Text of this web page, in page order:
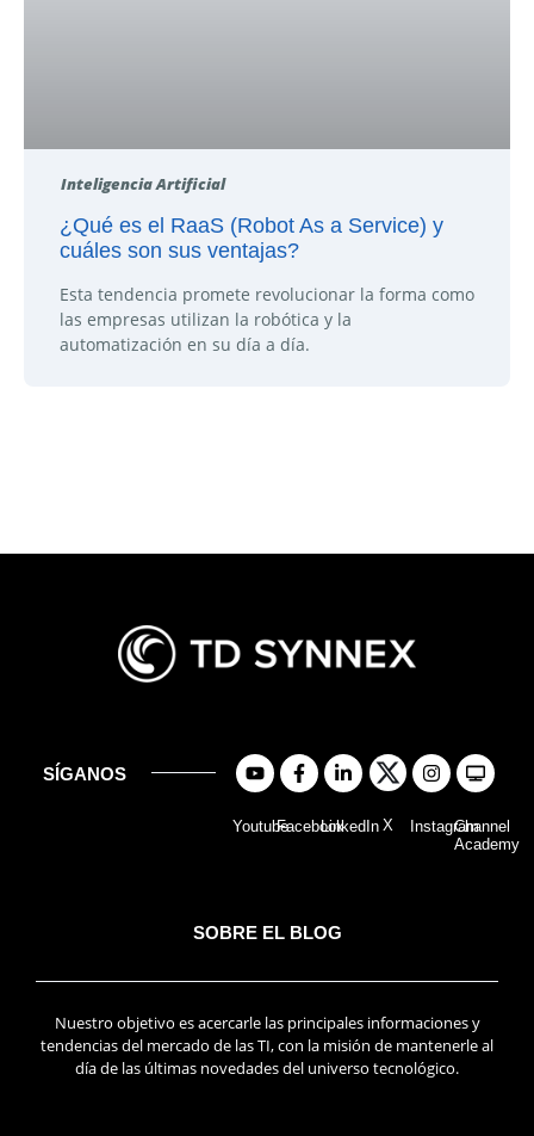
Inteligencia Artificial
¿Qué es el RaaS (Robot As a Service) y
cuáles son sus ventajas?
Esta tendencia promete revolucionar la forma como
las empresas utilizan la robótica y la
automatización en su día a día.
SÍGANOS
YoutubeFacebookLinkedIn X InstagramChannel
Academy
SOBRE EL BLOG
Nuestro objetivo es acercarle las principales informaciones y
tendencias del mercado de las TI, con la misión de mantenerle al
día de las últimas novedades del universo tecnológico.